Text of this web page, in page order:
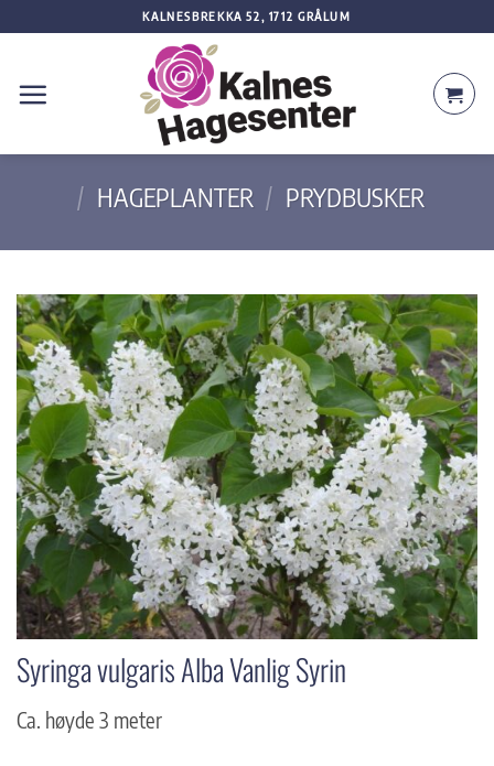
content
KALNESBREKKA 52, 1712 GRÅLUM
/ HAGEPLANTER / PRYDBUSKER
Syringa vulgaris Alba Vanlig Syrin
Ca. høyde 3 meter